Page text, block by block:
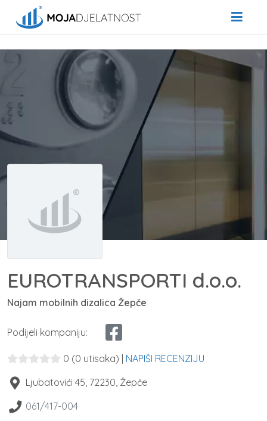
EUROTRANSPORTI d.o.o.
Najam mobilnih dizalica Žepče
Podijeli kompaniju:
0 (0 utisaka) | NAPIŠI RECENZIJU
Ljubatovići 45 72230 Žepče
061/417-004